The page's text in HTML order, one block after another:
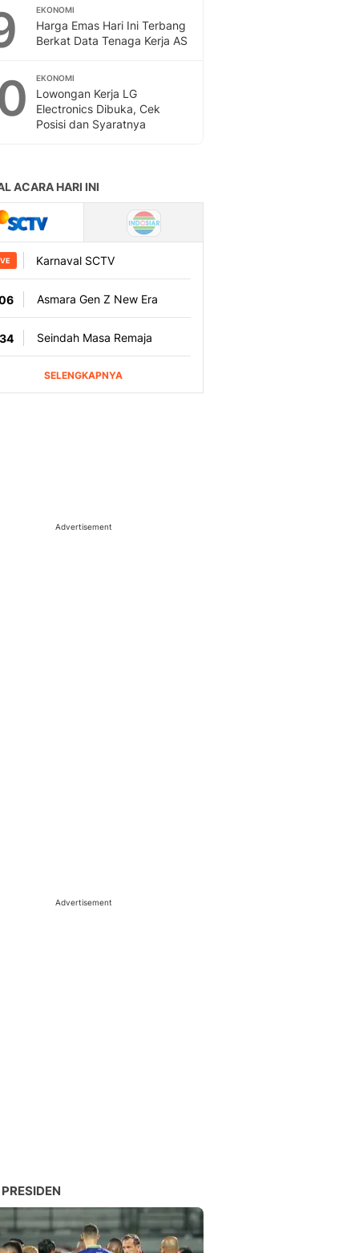
EKONOMI
Harga Emas Hari Ini Terbang
Berkat Data Tenaga Kerja AS
EKONOMI
Lowongan Kerja LG
Electronics Dibuka, Cek
Posisi dan Syaratnya
Advertisement
Advertisement